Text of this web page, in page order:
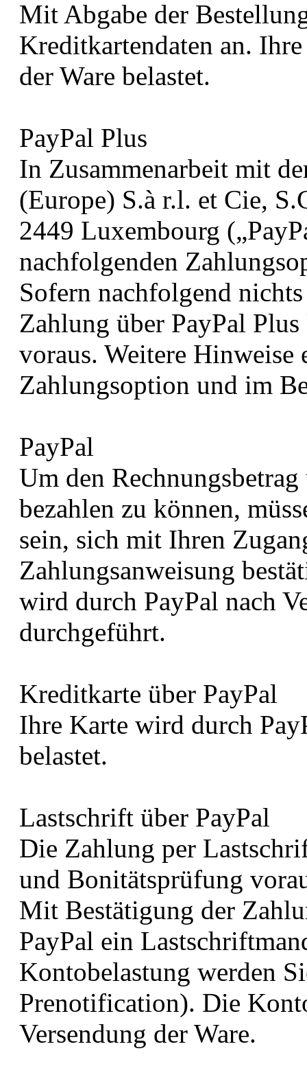
Mit Abgabe der
Kreditkartendaten an.
der Ware belastet.
PayPal Plus
In Zusammenarbeit mit
(Europe) S.à r.l. et Cie,
2449 Luxembourg
nachfolgenden
Sofern nachfolgend
Zahlung über PayPal
voraus. Weitere
Zahlungsoption und im
PayPal
Um den
bezahlen zu können,
sein, sich mit Ihren
Zahlungsanweisung
wird durch PayPal nach
durchgeführt.
Kreditkarte über PayPal
Ihre Karte wird durch
belastet.
Lastschrift über PayPal
Die Zahlung per
und Bonitätsprüfung
Mit Bestätigung der
PayPal ein
Kontobelastung werden
Prenotification). Die
Versendung der Ware.